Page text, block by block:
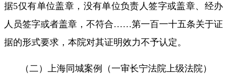
据5仅有单位盖章，没有单位负责人签字或盖章、经办
人员签字或者盖章，不符合……第一百一十五条关于证
据的形式要求，本院对其证明效力不予认定。
（二）上海同城案例（一审长宁法院上级法院）